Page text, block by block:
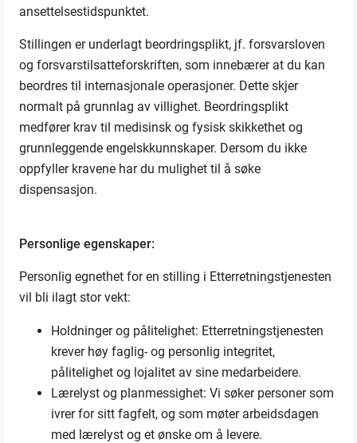
ansettelsestidspunktet.
Stillingen er underlagt beordringsplikt, jf. forsvarsloven
og forsvarstilsatteforskriften, som innebærer at du kan
beordres til internasjonale operasjoner. Dette skjer
normalt på grunnlag av villighet. Beordringsplikt
medfører krav til medisinsk og fysisk skikkethet og
grunnleggende engelskkunnskaper. Dersom du ikke
oppfyller kravene har du mulighet til å søke
dispensasjon.
Personlige egenskaper:
Personlig egnethet for en stilling i Etterretningstjenesten
vil bli ilagt stor vekt:
Holdninger og pålitelighet: Etterretningstjenesten
krever høy faglig- og personlig integritet,
pålitelighet og lojalitet av sine medarbeidere.
Lærelyst og planmessighet: Vi søker personer som
ivrer for sitt fagfelt, og som møter arbeidsdagen
med lærelyst og et ønske om å levere.